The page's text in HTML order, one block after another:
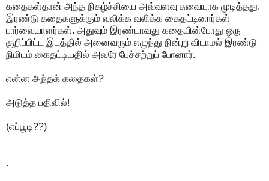
கதைகள்தான் அந்த நிகழ்ச்சியை அவ்வளவு சுவையாக முடித்தது.
இரண்டு கதைகளுக்கும் வலிக்க வலிக்க கைதட்டினார்கள்
பார்வையாளர்கள். அதுவும் இரண்டாவது கதையின்போது ஒரு
குறிப்பிட்ட இடத்தில் அனைவரும் எழுந்து நின்று விடாமல் இரண்டு
நிமிடம் கைதட்டியதில் அவரே பேச்சற்றுப் போனார்.
என்ன அந்தக் கதைகள்?
அடுத்த பதிவில்!
(எப்பூடி??)
.